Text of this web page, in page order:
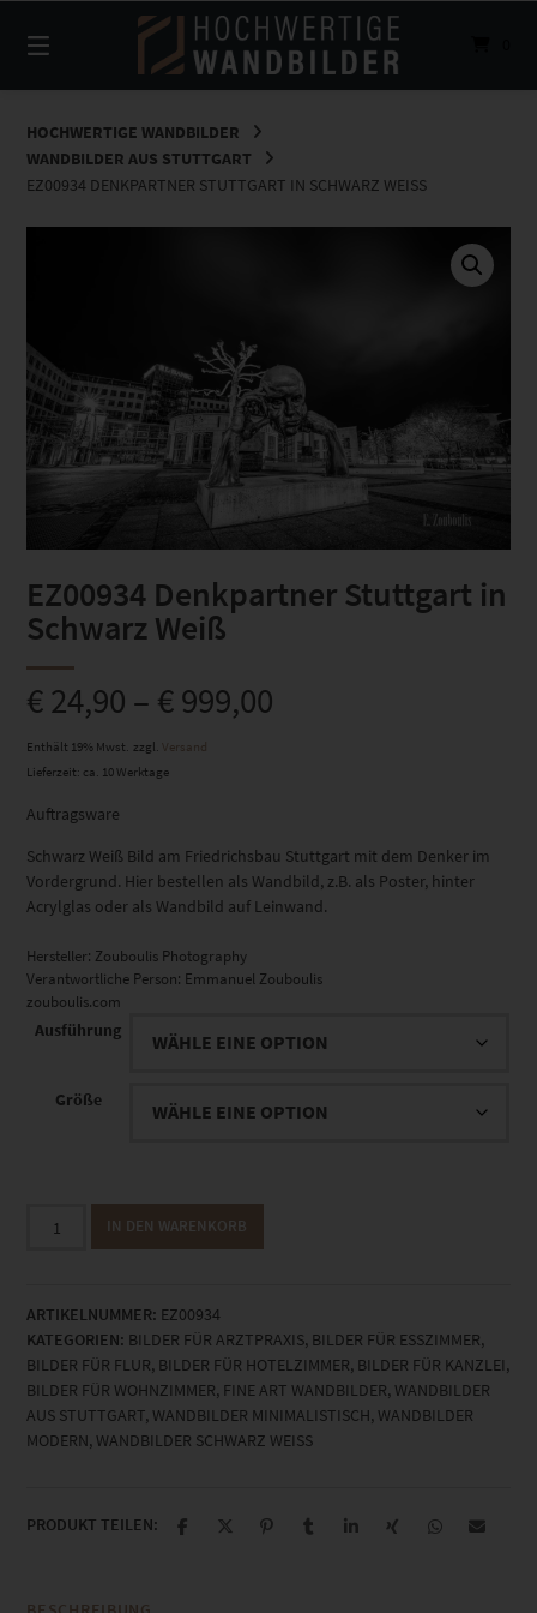
zum
Inhalt
HOCHWERTIGE WANDBILDER
WANDBILDER AUS STUTTGART
EZ00934 DENKPARTNER STUTTGART IN SCHWARZ WEISS
EZ00934 Denkpartner Stuttgart in
Schwarz Weiß
€24,90 – €999,00
Enthält 19% Mwst. zzgl. Versand
Lieferzeit: ca. 10 Werktage
Auftragsware
Schwarz Weiß Bild am Friedrichsbau Stuttgart mit dem Denker im
Vordergrund. Hier bestellen als Wandbild, z.B. als Poster, hinter
Acrylglas oder als Wandbild auf Leinwand.
Hersteller: Zouboulis Photography
Verantwortliche Person: Emmanuel Zouboulis
zouboulis.com
Ausführung
Größe
Denkpartner
Schwarz
Weiß
Menge
IN DEN WARENKORB
ARTIKELNUMMER: EZ00934
KATEGORIEN: BILDER FÜR ARZTPRAXIS, BILDER FÜR ESSZIMMER,
BILDER FÜR FLUR, BILDER FÜR HOTELZIMMER, BILDER FÜR KANZLEI,
BILDER FÜR WOHNZIMMER, FINE ART WANDBILDER, WANDBILDER
AUS STUTTGART, WANDBILDER MINIMALISTISCH, WANDBILDER
MODERN, WANDBILDER SCHWARZ WEISS
PRODUKT TEILEN: